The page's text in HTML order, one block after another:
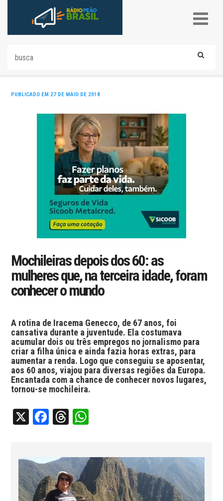
PUBLICADO EM 27 DE MAIO DE 2018
Mochileiras depois dos 60: as
mulheres que, na terceira idade, foram
conhecer o mundo
A rotina de Iracema Genecco, de 67 anos, foi
cansativa durante a juventude. Ela costumava
acumular dois ou três empregos no jornalismo para
criar a filha única e ainda fazia horas extras, para
aumentar a renda. Logo que conseguiu se aposentar,
aos 60 anos, viajou para diversas regiões da Europa.
Encantada com a chance de conhecer novos lugares,
tornou-se mochileira.
X Facebook
Threads